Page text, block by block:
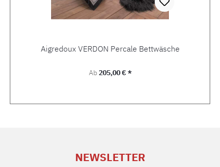
Aigredoux VERDON Percale Bettwäsche
Regulärer Preis:
Ab205,00 € *
NEWSLETTER